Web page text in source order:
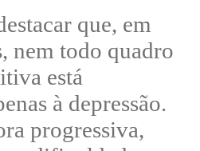
que, em
nem todo quadro
está
à depressão.
progressiva,